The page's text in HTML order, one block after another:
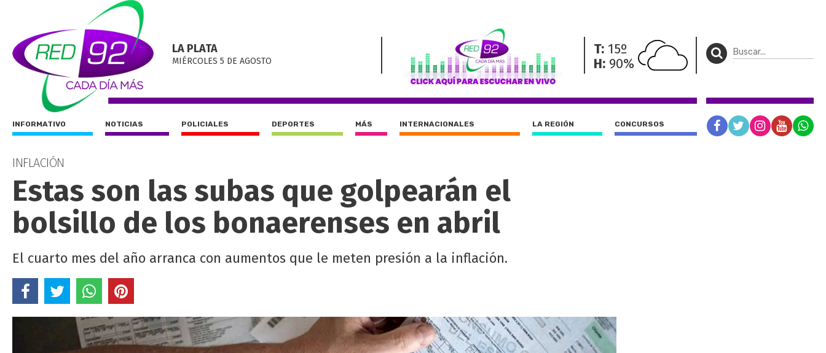
LA PLATA
MIÉRCOLES 5 DE AGOSTO
T: 15º
H: 90%
INFORMATIVO NOTICIAS POLICIALES DEPORTES MÁS INTERNACIONALES LA REGIÓN CONCURSOS
INFLACIÓN
Estas son las subas que golpearán el
bolsillo de los bonaerenses en abril
El cuarto mes del año arranca con aumentos que le meten presión a la inflación.